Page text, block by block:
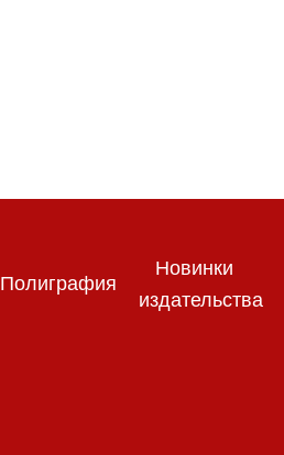
Полиграфия
Новинки
издательства